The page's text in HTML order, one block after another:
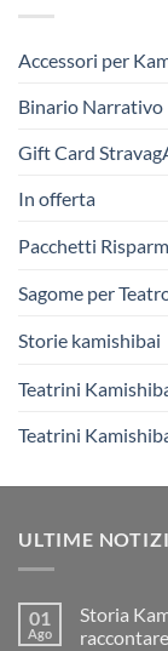
Accessori per
Binario Narrativo
Gift Card
In offerta
Pacchetti
Sagome per
Storie kamishibai
Teatrini
Teatrini
ULTIME
01
Ago
Storia